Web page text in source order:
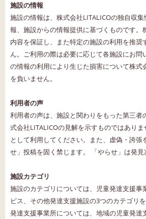
施設の情報
施設の情報は、株式会社LITALICOの独自収
報、施設からの情報提供に基づくものです。
内容を保証し、また特定の施設の利用を推奨
ん。ご利用の際は必要に応じて各施設にお問
の情報の利用により生じた損害について株式
を負いません。
利用者の声
利用者の声は、施設と関わりをもった第三者
式会社LITALICOの見解を示すものではあり
として利用してください。また、虚偽・誇張
せ」投稿を固く禁じます。 「やらせ」は発見
施設カテゴリ
施設のカテゴリについては、児童発達支援事
ビス、その他発達支援施設の3つのカテゴリ
発達支援事業所については、地域の児童発達